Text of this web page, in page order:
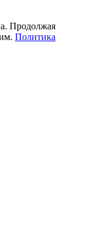
Продолжая
Политика